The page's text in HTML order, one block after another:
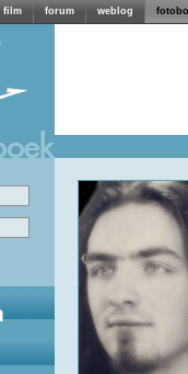
film forum weblog